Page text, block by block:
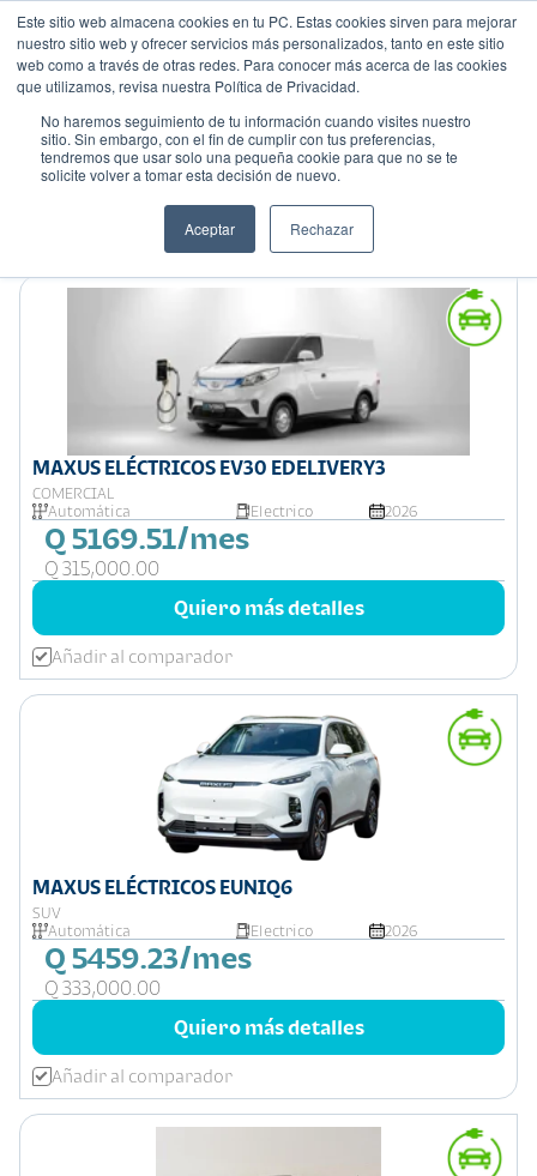
Este sitio web almacena cookies en tu PC. Estas cookies sirven para mejorar
nuestro sitio web y ofrecer servicios más personalizados, tanto en este sitio
web como a través de otras redes. Para conocer más acerca de las cookies
que utilizamos, revisa nuestra Política de Privacidad.
No haremos seguimiento de tu información cuando visites nuestro
sitio. Sin embargo, con el fin de cumplir con tus preferencias,
tendremos que usar solo una pequeña cookie para que no se te
solicite volver a tomar esta decisión de nuevo.
Aceptar Rechazar
Mostrando 5 de 5
Ordenar por:Precio: Menor a Mayor
MAXUS ELÉCTRICOS EV30 EDELIVERY3
COMERCIAL
Automática
Electrico 2026
Q 5169.51/mes
Q 315,000.00
Quiero más detalles
Añadir al comparador
MAXUS ELÉCTRICOS EUNIQ6
SUV
Automática
Electrico 2026
Q 5459.23/mes
Q 333,000.00
Quiero más detalles
Añadir al comparador